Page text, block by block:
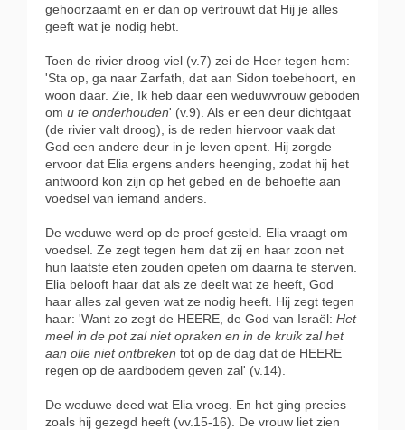
gehoorzaamt en er dan op vertrouwt dat Hij je alles
geeft wat je nodig hebt.
Toen de rivier droog viel (v.7) zei de Heer tegen hem:
'Sta op, ga naar Zarfath, dat aan Sidon toebehoort, en
woon daar. Zie, Ik heb daar een weduwvrouw geboden
om u te onderhouden' (v.9). Als er een deur dichtgaat
(de rivier valt droog), is de reden hiervoor vaak dat
God een andere deur in je leven opent. Hij zorgde
ervoor dat Elia ergens anders heenging, zodat hij het
antwoord kon zijn op het gebed en de behoefte aan
voedsel van iemand anders.
De weduwe werd op de proef gesteld. Elia vraagt om
voedsel. Ze zegt tegen hem dat zij en haar zoon net
hun laatste eten zouden opeten om daarna te sterven.
Elia belooft haar dat als ze deelt wat ze heeft, God
haar alles zal geven wat ze nodig heeft. Hij zegt tegen
haar: 'Want zo zegt de HEERE, de God van Israël: Het
meel in de pot zal niet opraken en in de kruik zal het
aan olie niet ontbreken tot op de dag dat de HEERE
regen op de aardbodem geven zal' (v.14).
De weduwe deed wat Elia vroeg. En het ging precies
zoals hij gezegd heeft (vv.15-16). De vrouw liet zien